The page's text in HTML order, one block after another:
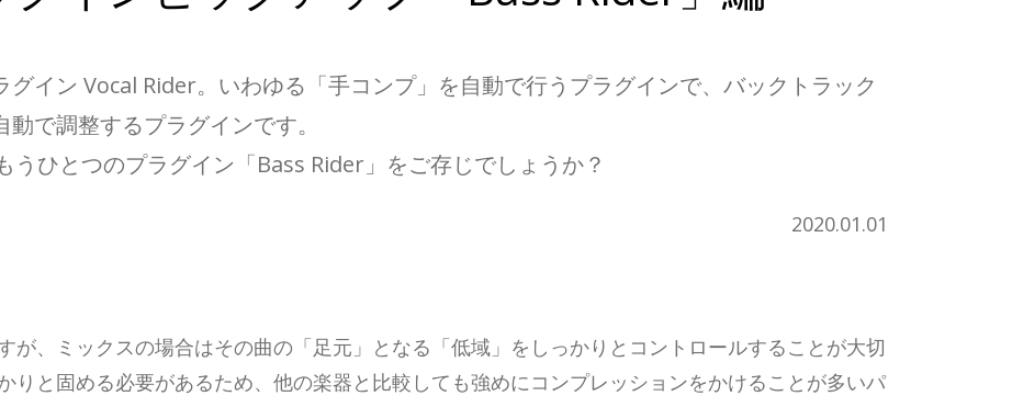
イン Vocal Rider。いわゆる「手コンプ」を自動で行うプラグインで、バックトラック
で調整するプラグインです。
うひとつのプラグイン「Bass Rider」をご存じでしょうか？
2020.01.01
が、ミックスの場合はその曲の「足元」となる「低域」をしっかりとコントロールすることが大切
りと固める必要があるため、他の楽器と比較しても強めにコンプレッションをかけることが多いパ